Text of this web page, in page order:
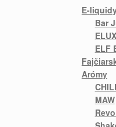
E-
Bar
ELF
Arómy
MAW